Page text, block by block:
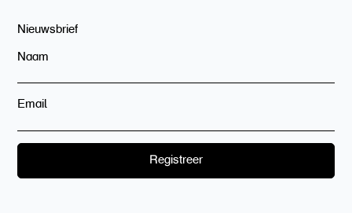
Nieuwsbrief
Naam
Email